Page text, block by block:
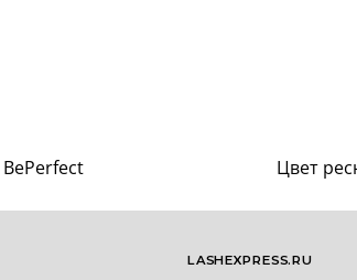
BePerfect Цвет
LASHEXPRESS.RU